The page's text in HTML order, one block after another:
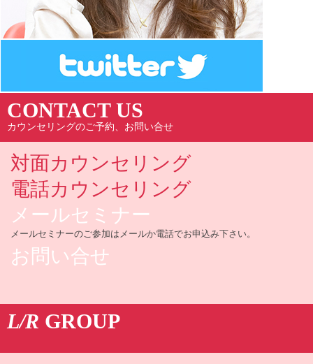
CONTACT US
カウンセリングのご予約、お問い合せ
対面カウンセリング
電話カウンセリング
メールセミナー
メールセミナーのご参加はメールか電話でお申込み下さい。
お問い合せ
L/R GROUP